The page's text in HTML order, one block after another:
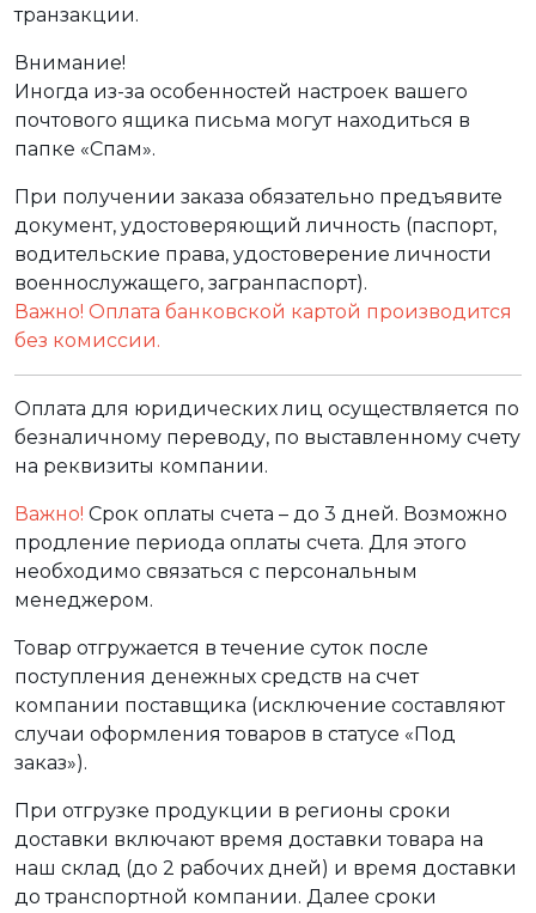
транзакции.
Внимание!
Иногда из-за особенностей настроек вашего
почтового ящика письма могут находиться в
папке «Спам».
При получении заказа обязательно предъявите
документ, удостоверяющий личность (паспорт,
водительские права, удостоверение личности
военнослужащего, загранпаспорт).
Важно! Оплата банковской картой производится
без комиссии.
Оплата для юридических лиц осуществляется по
безналичному переводу, по выставленному счету
на реквизиты компании.
Важно! Срок оплаты счета – до 3 дней. Возможно
продление периода оплаты счета. Для этого
необходимо связаться с персональным
менеджером.
Товар отгружается в течение суток после
поступления денежных средств на счет
компании поставщика (исключение составляют
случаи оформления товаров в статусе «Под
заказ»).
При отгрузке продукции в регионы сроки
доставки включают время доставки товара на
наш склад (до 2 рабочих дней) и время доставки
до транспортной компании. Далее сроки